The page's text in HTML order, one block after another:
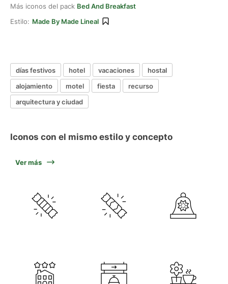
Más iconos del pack Bed And Breakfast
Estilo: Made By Made Lineal
días festivos hotel vacaciones
hostal
alojamiento
motel fiesta
recurso
arquitectura y ciudad
Iconos con el mismo estilo y concepto
Ver más